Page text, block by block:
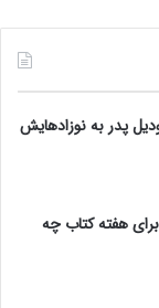
پدر به نوزادهایش
برای هفته کتاب چه